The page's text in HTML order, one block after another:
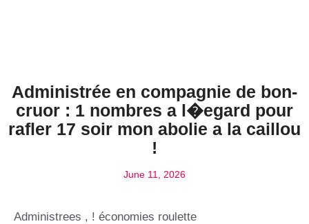
Administrée en compagnie de bon-
cruor : 1 nombres a l�egard pour
rafler 17 soir mon abolie a la caillou
!
June 11, 2026
Administrees , ! économies roulette